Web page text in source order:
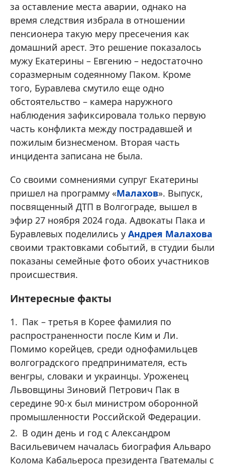
за оставление места аварии, однако на
время следствия избрала в отношении
пенсионера такую меру пресечения как
домашний арест. Это решение показалось
мужу Екатерины – Евгению – недостаточно
соразмерным содеянному Паком. Кроме
того, Буравлева смутило еще одно
обстоятельство – камера наружного
наблюдения зафиксировала только первую
часть конфликта между пострадавшей и
пожилым бизнесменом. Вторая часть
инцидента записана не была.
Со своими сомнениями супруг Екатерины
пришел на программу «Малахов». Выпуск,
посвященный ДТП в Волгограде, вышел в
эфир 27 ноября 2024 года. Адвокаты Пака и
Буравлевых поделились у Андрея Малахова
своими трактовками событий, в студии были
показаны семейные фото обоих участников
происшествия.
Интересные факты
Пак – третья в Корее фамилия по
распространенности после Ким и Ли.
Помимо корейцев, среди однофамильцев
волгоградского предпринимателя, есть
венгры, словаки и украинцы. Уроженец
Львовщины Зиновий Петрович Пак в
середине 90-х был министром оборонной
промышленности Российской Федерации.
В один день и год с Александром
Васильевичем началась биография Альваро
Колома Кабальероса президента Гватемалы с